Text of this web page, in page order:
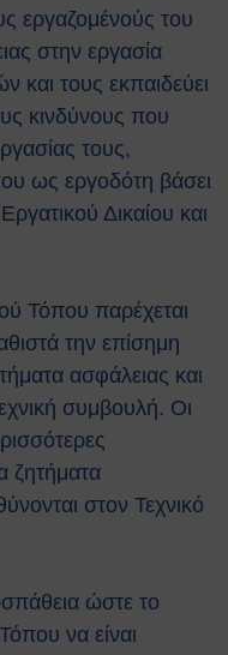
εργαζομένούς του
στην εργασία
και τους εκπαιδεύει
κινδύνους που
τους,
ως εργοδότη βάσει
Δικαίου και
Τόπου παρέχεται
την επίσημη
ασφάλειας και
συμβουλή. Οι
ζητήματα
στον Τεχνικό
ώστε το
να είναι